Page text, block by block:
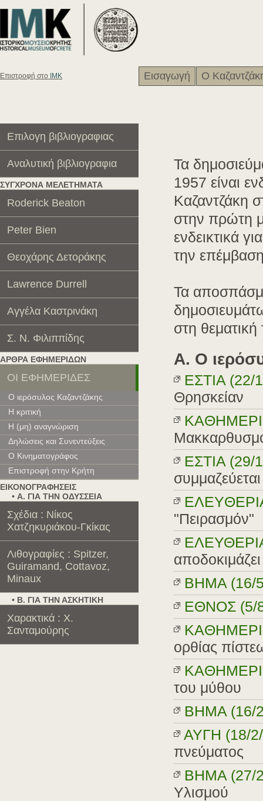
Eπιστροφή στο ΙΜΚ Εισαγωγή Ο
Επιλογη βιβλιογραφιας
Αναλυτική βιβλιογραφια
ΣΥΓΧΡΟΝΑ ΜΕΛΕΤΗΜΑΤΑ
Roderick Beaton
Peter Bien
Θεοχάρης Δετοράκης
Lawrence Durrell
Αγγέλα Καστρινάκη
Σ. Ν. Φιλιππίδης
ΑΡΘΡΑ ΕΦΗΜΕΡΙΔΩΝ
OI EΦHMEPIΔEΣ
O ιερόσυλος Kαζαντζάκης
H κριτική
H (μη) αναγνώριση
Δηλώσεις και Συνεντεύξεις
O Κινηματογράφος
Επιστροφή στην Κρήτη
ΕΙΚΟΝΟΓΡΑΦΗΣΕΙΣ
• Α. ΓΙΑ ΤΗΝ ΟΔΥΣΣΕΙΑ
Σχέδια : Νίκος
Χατζηκυριάκου-Γκίκας
Λιθογραφίες : Spitzer,
Guiramand, Cottavoz,
Minaux
• Β. ΓΙΑ ΤΗΝ ΑΣΚΗΤΙΚΗ
Χαρακτικά : Χ.
Σανταμούρης
Τα
1957 είναι
Kαζαντζάκη
στην πρώτη
ενδεικτικά
την
Τα
στη
A. O
EΣTIA (22/
Θρησκείαν
EΣTIA (29/
συμμαζεύεται
"Πειρασμόν"
BHMA (16/
EΘNOΣ (5/
ορθίας
του μύθου
BHMA (16/
AYΓH (18/
πνεύματος
BHMA (27/
Υλισμού